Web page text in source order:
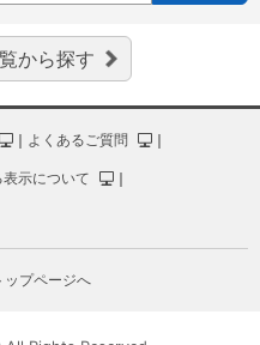
から探す
｜ よくあるご質問 ｜
示について ｜
ップページへ